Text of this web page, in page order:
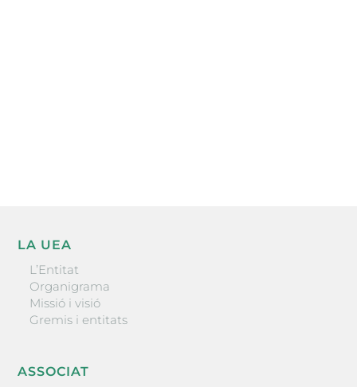
LA UEA
L’Entitat
Organigrama
Missió i visió
Gremis i entitats
ASSOCIAT